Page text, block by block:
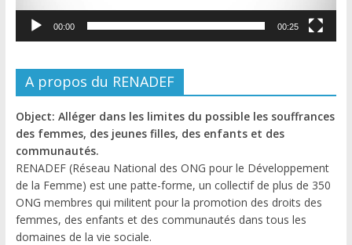
00:00 00:25
A propos du RENADEF
Object: Alléger dans les limites du possible les souffrances
des femmes, des jeunes filles, des enfants et des
communautés.
RENADEF (Réseau National des ONG pour le Développement
de la Femme) est une patte-forme, un collectif de plus de 350
ONG membres qui militent pour la promotion des droits des
femmes, des enfants et des communautés dans tous les
domaines de la vie sociale.